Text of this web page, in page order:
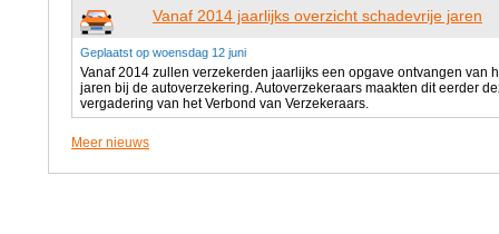
Vanaf 2014 jaarlijks overzicht schadevrije jaren
Geplaatst op woensdag 12 juni
Vanaf 2014 zullen verzekerden jaarlijks een opgave ontvangen van
jaren bij de autoverzekering. Autoverzekeraars maakten dit eerder
vergadering van het Verbond van Verzekeraars.
Meer nieuws